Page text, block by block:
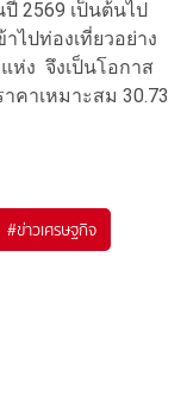
2569 เป็นต้นไป
ไปท่องเที่ยวอย่าง
ห่ง จึงเป็นโอกาส
คาเหมาะสม 30.73
#ข่าวเศรษฐกิจ